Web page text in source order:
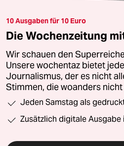
10 Ausgaben für 10 Euro
Die Wochenzeitung
Wir schauen den
Unsere wochentaz bietet
Journalismus, der es nicht
Stimmen, die woanders
Jeden Samstag als
Zusätzlich digitale Ausgabe